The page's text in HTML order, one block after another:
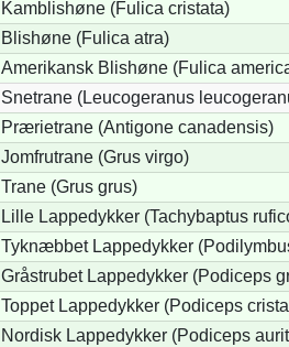
Kamblishøne (Fulica cristata)
Blishøne (Fulica atra)
Amerikansk Blishøne (Fulica
Snetrane (Leucogeranus
Prærietrane (Antigone canadensis)
Jomfrutrane (Grus virgo)
Trane (Grus grus)
Lille Lappedykker (Tachybaptus
Tyknæbbet Lappedykker
Gråstrubet Lappedykker (Podiceps
Toppet Lappedykker (Podiceps
Nordisk Lappedykker (Podiceps